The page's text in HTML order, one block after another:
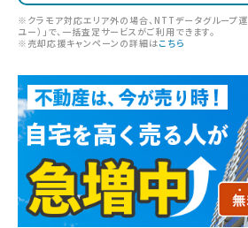
※クラモア対応エリア外の場合、NTTデータグループ運
ユー）」で、一括査定サービスがご利用できます。
※売却応援キャンペーンの詳細はこちら